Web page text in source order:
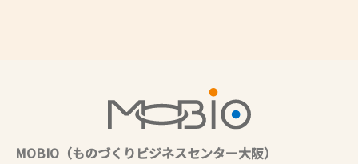
MOBIO（ものづくりビジネスセンター大阪）